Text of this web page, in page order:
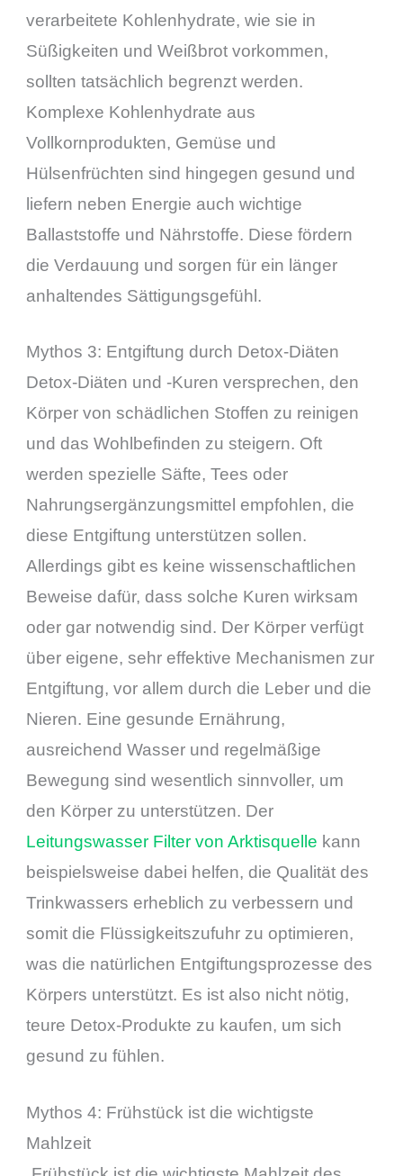
verarbeitete Kohlenhydrate, wie sie in
Süßigkeiten und Weißbrot vorkommen,
sollten tatsächlich begrenzt werden.
Komplexe Kohlenhydrate aus
Vollkornprodukten, Gemüse und
Hülsenfrüchten sind hingegen gesund und
liefern neben Energie auch wichtige
Ballaststoffe und Nährstoffe. Diese fördern
die Verdauung und sorgen für ein länger
anhaltendes Sättigungsgefühl.
Mythos 3: Entgiftung durch Detox-Diäten
Detox-Diäten und -Kuren versprechen, den
Körper von schädlichen Stoffen zu reinigen
und das Wohlbefinden zu steigern. Oft
werden spezielle Säfte, Tees oder
Nahrungsergänzungsmittel empfohlen, die
diese Entgiftung unterstützen sollen.
Allerdings gibt es keine wissenschaftlichen
Beweise dafür, dass solche Kuren wirksam
oder gar notwendig sind. Der Körper verfügt
über eigene, sehr effektive Mechanismen zur
Entgiftung, vor allem durch die Leber und die
Nieren. Eine gesunde Ernährung,
ausreichend Wasser und regelmäßige
Bewegung sind wesentlich sinnvoller, um
den Körper zu unterstützen. Der
Leitungswasser Filter von Arktisquelle kann
beispielsweise dabei helfen, die Qualität des
Trinkwassers erheblich zu verbessern und
somit die Flüssigkeitszufuhr zu optimieren,
was die natürlichen Entgiftungsprozesse des
Körpers unterstützt. Es ist also nicht nötig,
teure Detox-Produkte zu kaufen, um sich
gesund zu fühlen.
Mythos 4: Frühstück ist die wichtigste
Mahlzeit